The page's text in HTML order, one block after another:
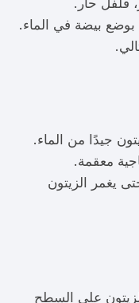
بوضع بيضة في الماء.
جيدًا من الماء.
معقمة.
يغمر الزيتون
على السطح